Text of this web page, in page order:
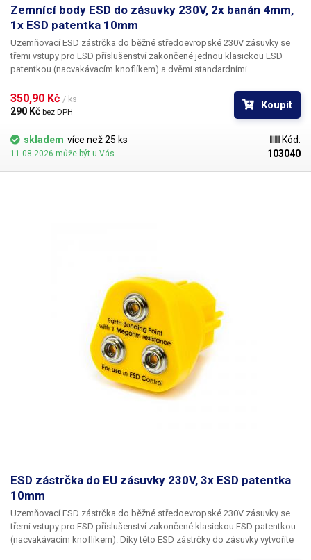
Zemnící body ESD do zásuvky 230V, 2x banán 4mm,
1x ESD patentka 10mm
Uzemňovací ESD zástrčka do běžné středoevropské 230V zásuvky se
třemi vstupy pro ESD příslušenství zakončené jednou klasickou ESD
patentkou (nacvakávacím knoflíkem) a dvěmi standardními
zástrčky do zásuvky vytvoříte snadno ESD pracoviště bez jakékoliv
instalace uzemňovacích rozvodů. K uzemnění postačí zemnící ochranný
kolík zásuvky. Fáze i nulový vodič zástrčky jsou plastové, jediná vodivá
část je zem, která je chráněna1MΩ rezistorem, čímž je zajištěna
maximální bezpečnost. Zástrčky jsou navíc snadno kdekoliv
přenositelné. Vhodné k připojení ESD příslušenství jako jsou ESD
náramky, ESD pájecí stanice, antistatické podložky, které je třeba rovněž
350,90 Kč / ks
290 Kč bez DPH
Koupit
skladem více než 25 ks
11.08.2026 může být u Vás
Kód:
103040
ESD zástrčka do EU zásuvky 230V, 3x ESD patentka
10mm
Uzemňovací ESD zástrčka do běžné středoevropské 230V zásuvky se
třemi vstupy pro ESD příslušenství zakončené klasickou ESD patentkou
(nacvakávacím knoflíkem). Díky této ESD zástrčky do zásuvky vytvoříte